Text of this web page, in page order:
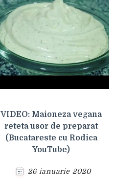
VIDEO: Maioneza vegana
reteta usor de preparat
(Bucatareste cu Rodica
YouTube)
26 ianuarie 2020